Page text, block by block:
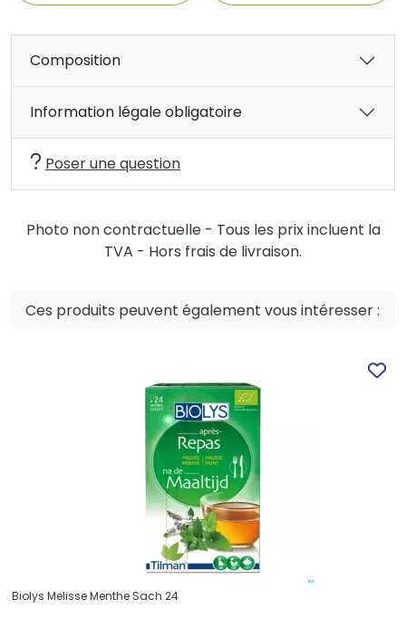
Composition
Information légale obligatoire
Poser une question
Photo non contractuelle - Tous les prix incluent la
TVA - Hors frais de livraison.
Ces produits peuvent également vous intéresser :
Biolys Melisse Menthe Sach 24